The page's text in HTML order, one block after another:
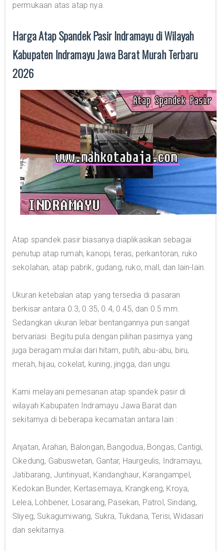
permukaan atas atap nya.
Harga Atap Spandek Pasir Indramayu di Wilayah
Kabupaten Indramayu Jawa Barat Murah Terbaru
2026
Atap spandek pasir biasanya diaplikasikan sebagai
penutup atap rumah, kanopi, teras, perkantoran, ruko
sekolahan, atap pabrik, gudang, ruko, mall, dan lain-lain.
Ukuran ketebalan atap yang tersedia di pasaran
berkisar antara 0.3, 0.35, 0.4, 0.45, dan 0.5 mm.
Sedangkan ukuran lebar bentangannya pun sangat
bervariasi. Begitu pula dengan pilihan pasirnya yang
juga beragam mulai dari hitam, putih, abu-abu, biru,
merah, hijau, cokelat, kuning, jingga, dan ungu.
Kami melayani pemesanan atap spandek pasir di
wilayah Kabupaten Indramayu Jawa Barat dan
sekitarnya di beberapa kecamatan antara lain :
Anjatan, Arahan, Balongan, Bangodua, Bongas, Cantigi,
Cikedung, Gabuswetan, Gantar, Haurgeulis, Indramayu,
Jatibarang, Juntinyuat, Kandanghaur, Karangampel,
Kedokan Bunder, Kertasemaya, Krangkeng, Kroya,
Lelea, Lohbener, Losarang, Pasekan, Patrol, Sindang,
Sliyeg, Sukagumiwang, Sukra, Tukdana, Terisi, Widasari
dan sekitarnya.